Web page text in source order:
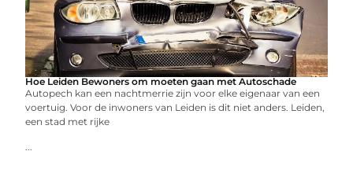
Hoe Leiden Bewoners om moeten gaan met Autoschade
Autopech kan een nachtmerrie zijn voor elke eigenaar van een
voertuig. Voor de inwoners van Leiden is dit niet anders. Leiden,
een stad met rijke
...